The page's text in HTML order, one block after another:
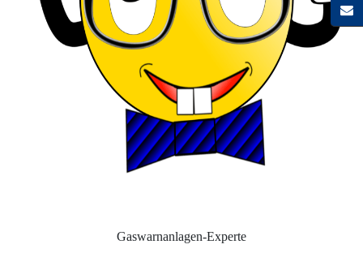
Gaswarnanlagen-Experte